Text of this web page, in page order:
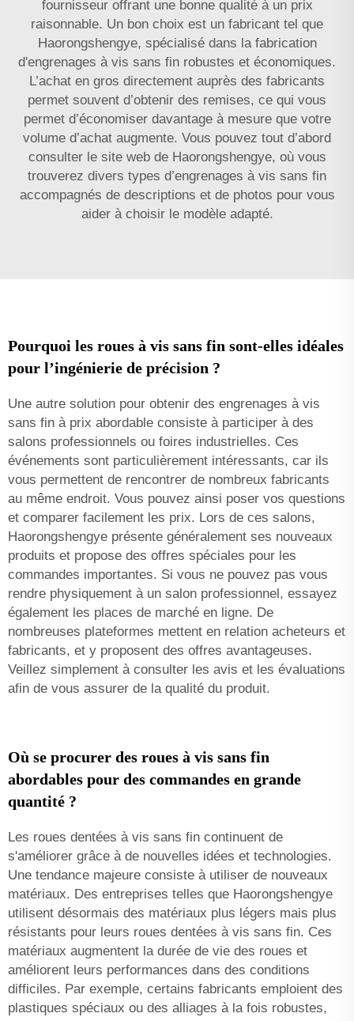
fournisseur offrant une bonne qualité à un prix
raisonnable. Un bon choix est un fabricant tel que
Haorongshengye, spécialisé dans la fabrication
d'engrenages à vis sans fin robustes et économiques.
L’achat en gros directement auprès des fabricants
permet souvent d’obtenir des remises, ce qui vous
permet d’économiser davantage à mesure que votre
volume d’achat augmente. Vous pouvez tout d’abord
consulter le site web de Haorongshengye, où vous
trouverez divers types d’engrenages à vis sans fin
accompagnés de descriptions et de photos pour vous
aider à choisir le modèle adapté.
Pourquoi les roues à vis sans fin sont-elles idéales
pour l’ingénierie de précision ?
Une autre solution pour obtenir des engrenages à vis
sans fin à prix abordable consiste à participer à des
salons professionnels ou foires industrielles. Ces
événements sont particulièrement intéressants, car ils
vous permettent de rencontrer de nombreux fabricants
au même endroit. Vous pouvez ainsi poser vos questions
et comparer facilement les prix. Lors de ces salons,
Haorongshengye présente généralement ses nouveaux
produits et propose des offres spéciales pour les
commandes importantes. Si vous ne pouvez pas vous
rendre physiquement à un salon professionnel, essayez
également les places de marché en ligne. De
nombreuses plateformes mettent en relation acheteurs et
fabricants, et y proposent des offres avantageuses.
Veillez simplement à consulter les avis et les évaluations
afin de vous assurer de la qualité du produit.
Où se procurer des roues à vis sans fin
abordables pour des commandes en grande
quantité ?
Les roues dentées à vis sans fin continuent de
s'améliorer grâce à de nouvelles idées et technologies.
Une tendance majeure consiste à utiliser de nouveaux
matériaux. Des entreprises telles que Haorongshengye
utilisent désormais des matériaux plus légers mais plus
résistants pour leurs roues dentées à vis sans fin. Ces
matériaux augmentent la durée de vie des roues et
améliorent leurs performances dans des conditions
difficiles. Par exemple, certains fabricants emploient des
plastiques spéciaux ou des alliages à la fois robustes,